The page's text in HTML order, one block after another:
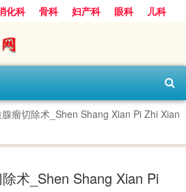
化科 骨科 妇产科 眼科
儿科
科
瘤切除术_Shen Shang Xian Pi Zhi Xian
术_Shen Shang Xian Pi